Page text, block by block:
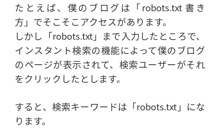
たとえば、僕のブログは「robots.txt 書き
方」でそこそこアクセスがあります。
しかし「robots.txt」まで入力したところで、
インスタント検索の機能によって僕のブログ
のページが表示されて、検索ユーザーがそれ
をクリックしたとします。
すると、検索キーワードは「robots.txt」にな
ります。